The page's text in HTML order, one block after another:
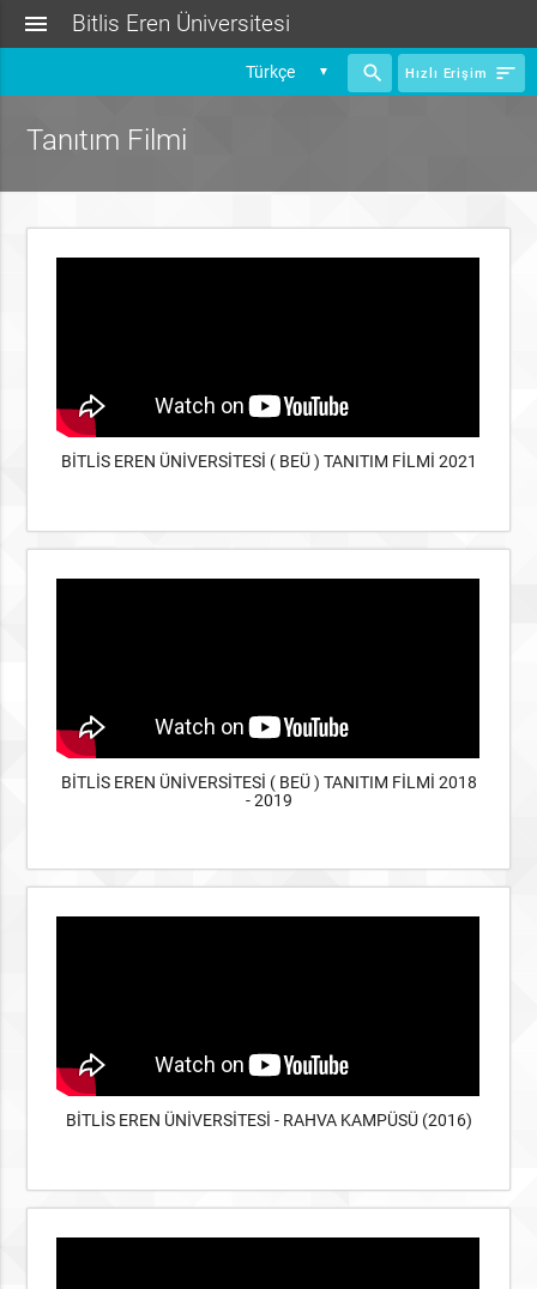
menu Bitlis Eren Üniversitesi
search Hızlı Erişim sort
▼
Tanıtım Filmi
BİTLİS EREN ÜNİVERSİTESİ ( BEÜ ) TANITIM FİLMİ 2021
BİTLİS EREN ÜNİVERSİTESİ ( BEÜ ) TANITIM FİLMİ 2018
- 2019
BİTLİS EREN ÜNİVERSİTESİ - RAHVA KAMPÜSÜ (2016)